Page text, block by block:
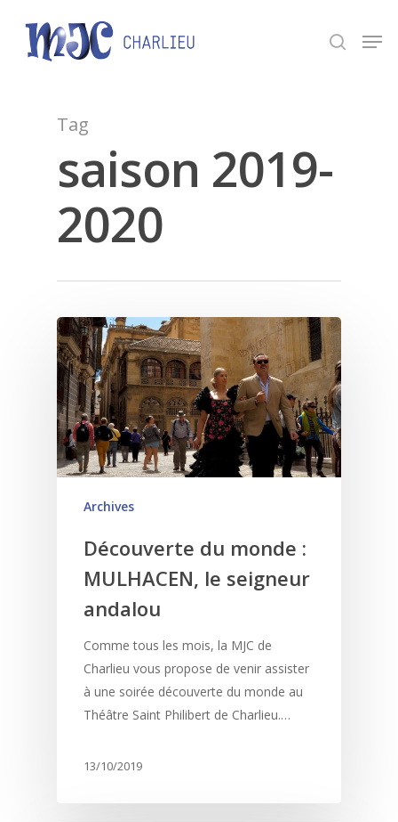
Tag
saison 2019-
2020
Archives
Découverte du monde :
MULHACEN, le seigneur
andalou
Comme tous les mois, la MJC de
Charlieu vous propose de venir assister
à une soirée découverte du monde au
Théâtre Saint Philibert de Charlieu.…
13/10/2019